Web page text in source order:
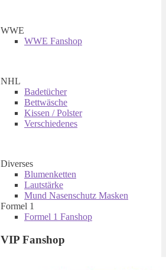
WWE
WWE Fanshop
NHL
Badetücher
Bettwäsche
Kissen / Polster
Verschiedenes
Diverses
Blumenketten
Lautstärke
Mund Nasenschutz Masken
Formel 1
Formel 1 Fanshop
VIP Fanshop